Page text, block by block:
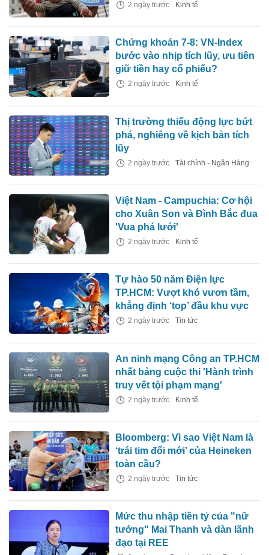
2 ngày trước Kinh tế
Chứng khoán 7-8: VN-Index
bước vào nhịp tích lũy, ưu tiên
giữ tiền hay cổ phiếu?
2 ngày trước Kinh tế
Thị trường thiếu động lực bứt
phá, nghiêng về kịch bản tích
lũy
2 ngày trước Tài chính - Ngân Hàng
Việt Nam - Campuchia: Cơ hội
cho Xuân Son và Đình Bắc đua
'Vua phá lưới'
2 ngày trước Kinh tế
Tự hào 50 năm Điện lực
TP.HCM: Vượt khó vươn tầm,
khẳng định ‘top’ đầu khu vực
2 ngày trước Tin tức
An ninh mạng Công an TP.HCM
nhất bảng cuộc thi 'Hành trình
truy vết tội phạm mạng'
2 ngày trước Kinh tế
Bloomberg: Vì sao Việt Nam là
‘trái tim đổi mới’ của Heineken
toàn cầu?
2 ngày trước Tin tức
Mức thu nhập tiền tỷ của "nữ
tướng" Mai Thanh và dàn lãnh
đạo tại REE